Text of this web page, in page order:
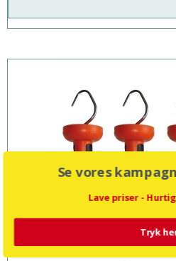
Se vores
Lave priser -
Tryk